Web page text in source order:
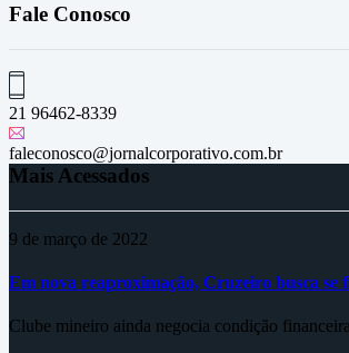
Fale Conosco
21 96462-8339
faleconosco@jornalcorporativo.com.br
Mais Acessados
9 de março de 2022
Em nova reaproximação, Cruzeiro busca
Clube mineiro ainda negocia condição